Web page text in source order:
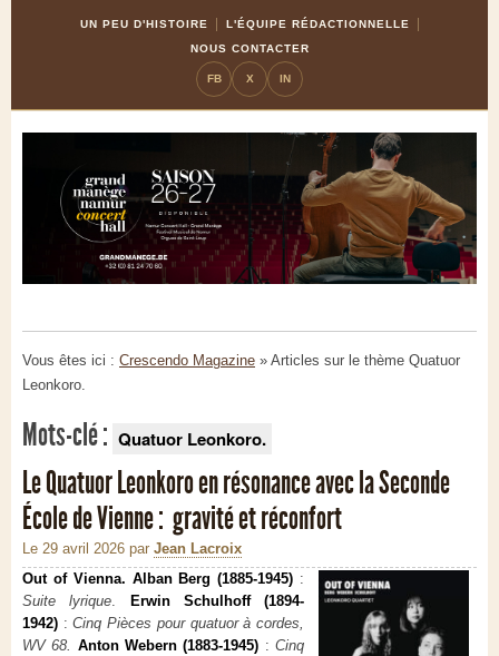
UN PEU D'HISTOIRE
L'ÉQUIPE RÉDACTIONNELLE
NOUS CONTACTER
FB X IN
Vous êtes ici : Crescendo Magazine » Articles sur le thème Quatuor
Leonkoro.
Mots-clé : Quatuor Leonkoro.
Le Quatuor Leonkoro en résonance avec la Seconde
École de Vienne : gravité et réconfort
Le 29 avril 2026 par Jean Lacroix
Out of Vienna. Alban Berg (1885-1945) :
Suite lyrique.
Erwin Schulhoff (1894-
1942) :Cinq Pièces pour quatuor à cordes,
WV 68. Anton Webern (1883-1945) : Cinq